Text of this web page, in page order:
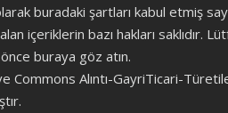
buradaki şartları kabul etmiş
içeriklerin bazı hakları saklıdır.
buraya göz atın.
Commons Alıntı-GayriTicari-